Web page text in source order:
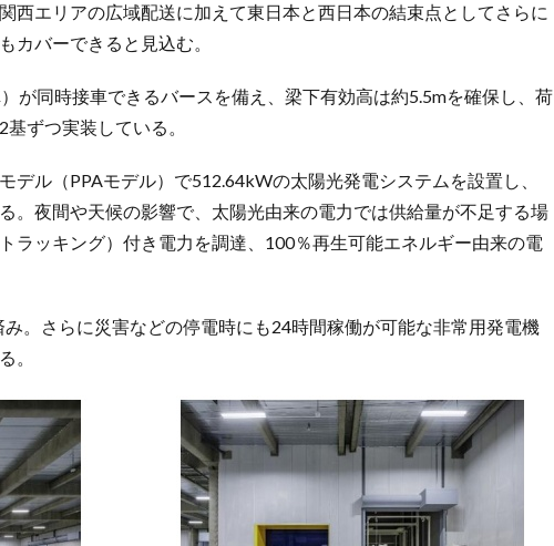
西エリアの広域配送に加えて東日本と西日本の結束点としてさらに
カバーできると見込む。
が同時接車できるバースを備え、梁下有効高は約5.5mを確保し、荷
ずつ実装している。
デル（PPAモデル）で512.64kWの太陽光発電システムを設置し、
。夜間や天候の影響で、太陽光由来の電力では供給量が不足する場
ラッキング）付き電力を調達、100％再生可能エネルギー由来の電
。さらに災害などの停電時にも24時間稼働が可能な非常用発電機
。